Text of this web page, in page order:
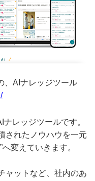
、AIナレッジツール
レッジツールです。
されたノウハウを一元
変えていきます。
ャットなど、社内のあ